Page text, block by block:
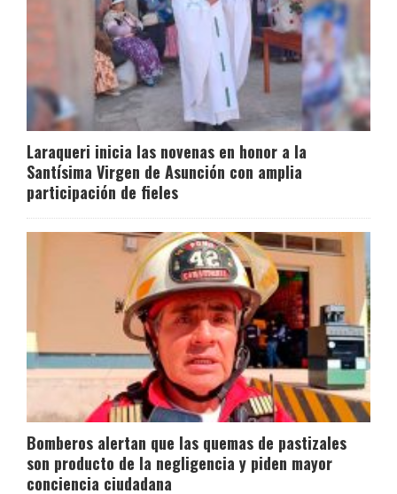
Laraqueri inicia las novenas en honor a la
Santísima Virgen de Asunción con amplia
participación de fieles
Bomberos alertan que las quemas de pastizales
son producto de la negligencia y piden mayor
conciencia ciudadana